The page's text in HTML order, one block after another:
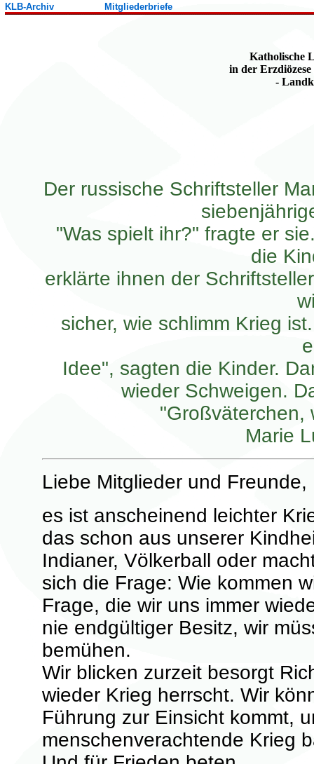
KLB-Archiv Mitgliederbriefe
Katholische
in der
-
Der russische Schriftsteller
"Was spielt ihr?" fragte er
die
erklärte ihnen der
sicher, wie schlimm Krieg
Idee", sagten die Kinder.
wieder Schweigen.
"Großväterchen,
Marie
Liebe Mitglieder und Freunde,
es ist anscheinend leichter
das schon aus unserer
Indianer, Völkerball oder
sich die Frage: Wie kommen
Frage, die wir uns immer
nie endgültiger Besitz, wir
bemühen.
Wir blicken zurzeit besorgt
wieder Krieg herrscht. Wir
Führung zur Einsicht kommt,
menschenverachtende Krieg